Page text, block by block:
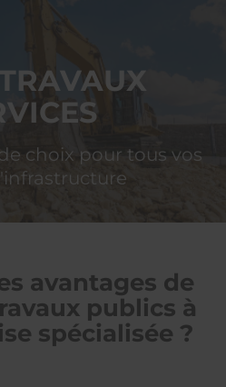
choix pour tous vos
avantages de
publics à
spécialisée ?